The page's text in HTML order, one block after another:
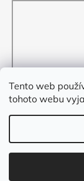
Tento web
tohoto webu